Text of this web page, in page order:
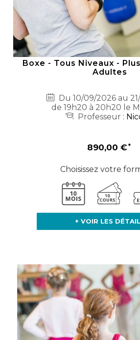
Boxe - Tous Niveaux -
Adultes
Du 10/09/2026 au
de 19h20 à 20h20 le
Professeur :
890,00 €
Choisissez votre
+ VOIR LES